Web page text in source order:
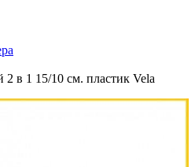
в 1 15/10 см. пластик Vela